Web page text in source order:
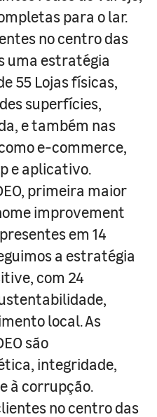
para o lar.
no centro das
uma estratégia
55 Lojas físicas,
superfícies,
e também nas
e-commerce,
e aplicativo.
primeira maior
improvement
em 14
a estratégia
com 24
local. As
são
integridade,
à corrupção.
no centro das